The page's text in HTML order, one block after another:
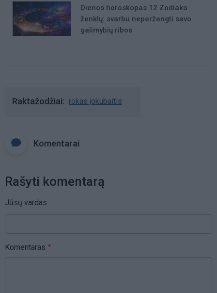
Dienos horoskopas 12 Zodiako
ženklų: svarbu neperžengti savo
galimybių ribos
Raktažodžiai rokas jokubaitis
Komentarai
Rašyti komentarą
Jūsų vardas
Komentaras